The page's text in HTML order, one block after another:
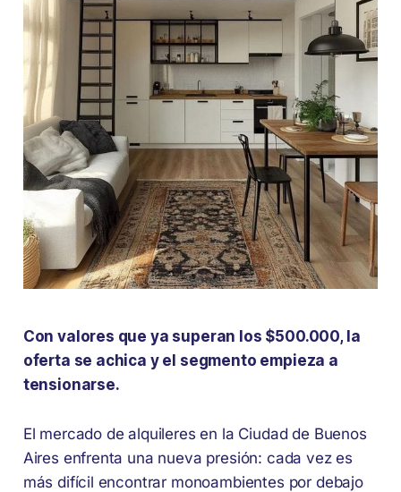
Con valores que ya superan los $500.000, la
oferta se achica y el segmento empieza a
tensionarse.
El mercado de alquileres en la Ciudad de Buenos
Aires enfrenta una nueva presión: cada vez es
más difícil encontrar monoambientes por debajo